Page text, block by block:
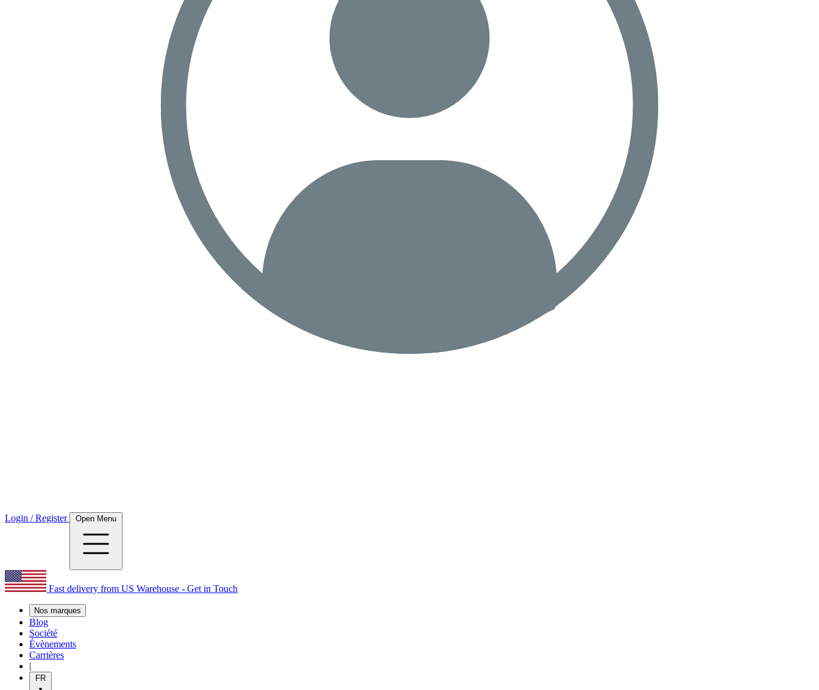
Login / Register Open Menu
Fast delivery from US Warehouse - Get in Touch
Nos marques
Blog
Société
Évènements
Carrières
|
FR